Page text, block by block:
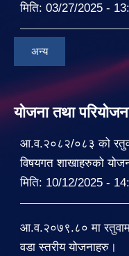
मिति: 03/27/2025 -
अन्य
योजना तथा
आ.व.२०८२/०८३ को
विषयगत शाखाहरुको
मिति: 10/12/2025 -
आ.व.२०७९.८० मा
वडा स्तरीय योजनाहरु।